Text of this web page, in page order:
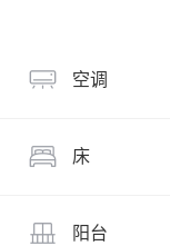
空调
床
阳台